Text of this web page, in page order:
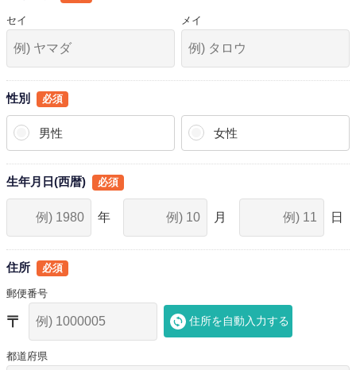
セイ メイ
性別
男性 女性
生年月日(西暦)
住所
郵便番号
住所を自動入力する
都道府県